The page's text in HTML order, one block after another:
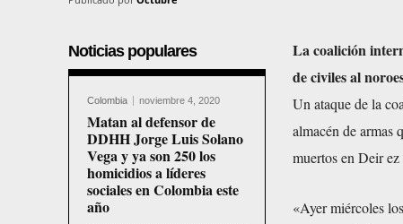
Noticias populares
Colombia noviembre 4, 2020
Matan al defensor de
DDHH Jorge Luis Solano
Vega y ya son 250 los
homicidios a líderes
sociales en Colombia este
año
La coalición
de civiles al
Un ataque de la
almacén de armas
muertos en Deir
«Ayer miércoles